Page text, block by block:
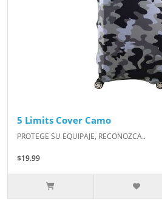
5 Limits Cover Camo
PROTEGE SU EQUIPAJE, RECONOZCA..
$19.99